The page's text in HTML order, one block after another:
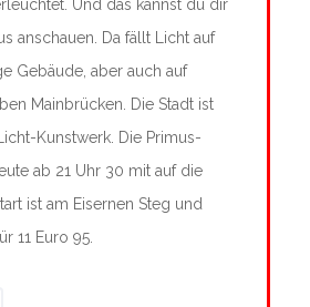
Und das kannst du dir
anschauen. Da fällt Licht auf
Gebäude, aber auch auf
Mainbrücken. Die Stadt ist
Kunstwerk. Die Primus-
ab 21 Uhr 30 mit auf die
ist am Eisernen Steg und
11 Euro 95.